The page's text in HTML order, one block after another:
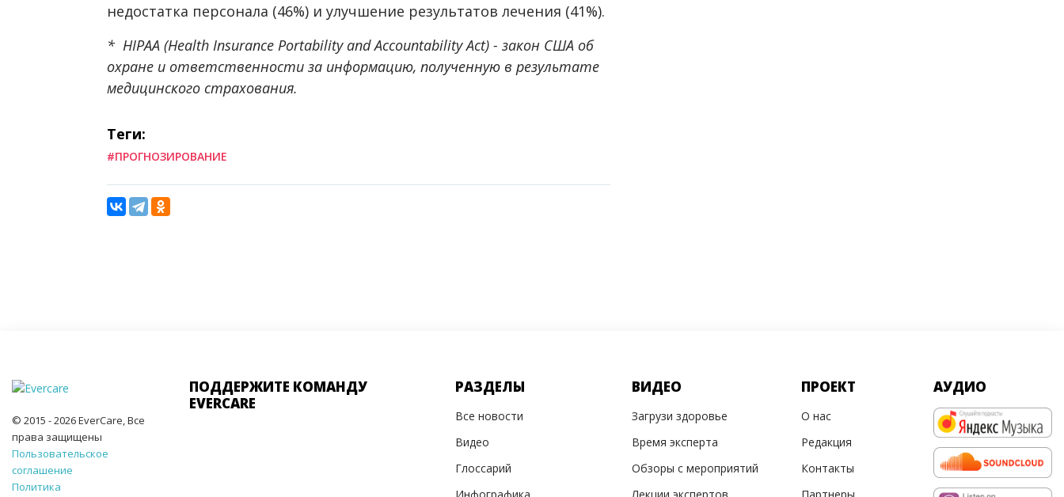
недостатка персонала (46%) и улучшение результатов лечения (41%).
* HIPAA (Health Insurance Portability and Accountability Act) - закон США об
охране и ответственности за информацию, полученную в результате
медицинского страхования.
Теги:
#ПРОГНОЗИРОВАНИЕ
© 2015 - 2026 EverCare, Все
права защищены
Пользовательское
соглашение
Политика
ПОДДЕРЖИТЕ КОМАНДУ
EVERCARE
РАЗДЕЛЫ
Все новости
Видео
Глоссарий
ВИДЕО
Загрузи здоровье
Время эксперта
Обзоры с мероприятий
ПРОЕКТ
О нас
Редакция
Контакты
АУДИО